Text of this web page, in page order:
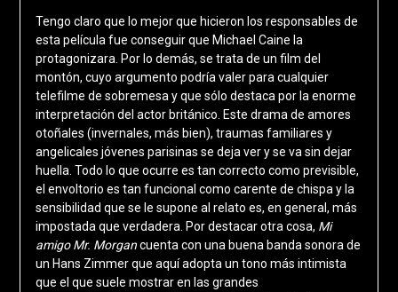
Tengo claro que lo mejor que hicieron los responsables de
esta película fue conseguir que Michael Caine la
protagonizara. Por lo demás, se trata de un film del
montón, cuyo argumento podría valer para cualquier
telefilme de sobremesa y que sólo destaca por la enorme
interpretación del actor británico. Este drama de amores
otoñales (invernales, más bien), traumas familiares y
angelicales jóvenes parisinas se deja ver y se va sin dejar
huella. Todo lo que ocurre es tan correcto como previsible,
el envoltorio es tan funcional como carente de chispa y la
sensibilidad que se le supone al relato es, en general, más
impostada que verdadera. Por destacar otra cosa, Mi
amigo Mr. Morgancuenta con una buena banda sonora de
un Hans Zimmer que aquí adopta un tono más intimista
que el que suele mostrar en las grandes